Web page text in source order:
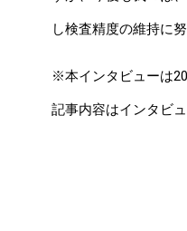
し検査精度の維持に
※本インタビューは
記事内容はインタビ